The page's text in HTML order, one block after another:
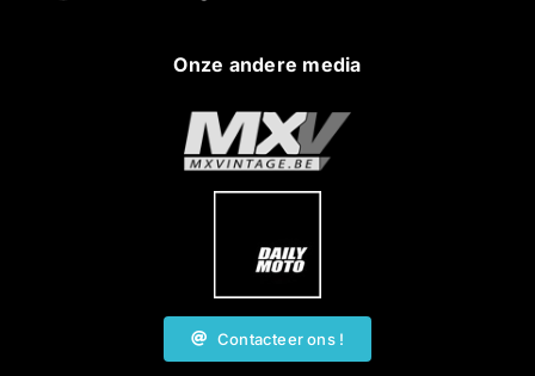
Onze andere media
Contacteer ons !